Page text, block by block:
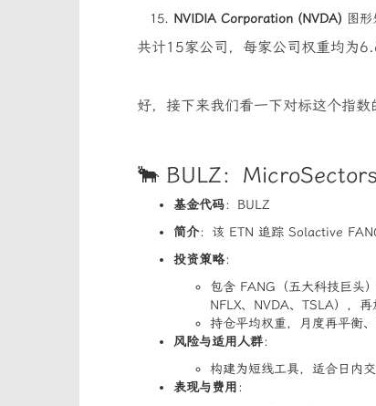
NVIDIA Corporation (NVDA) 图
共计15家公司，每家公司权重均为
好，接下来我们看一下对标这个指数
🐂 BULZ：
基金代码：BULZ
简介：该 ETN 追踪 Solactive
投资策略：
包含 FANG（五大科技巨头
NFLX、NVDA、TSLA），
持仓平均权重，月度再平衡、
风险与适用人群：
构建为短线工具，适合日内
表现与费用 ：